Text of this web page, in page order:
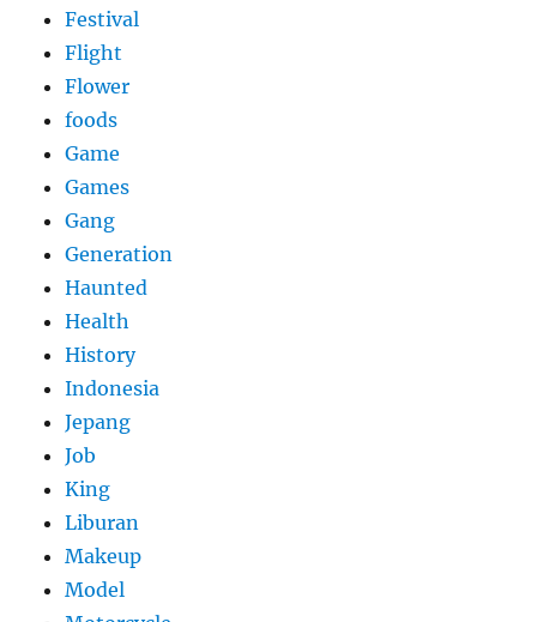
Festival
Flight
Flower
foods
Game
Games
Gang
Generation
Haunted
Health
History
Indonesia
Jepang
Job
King
Liburan
Makeup
Model